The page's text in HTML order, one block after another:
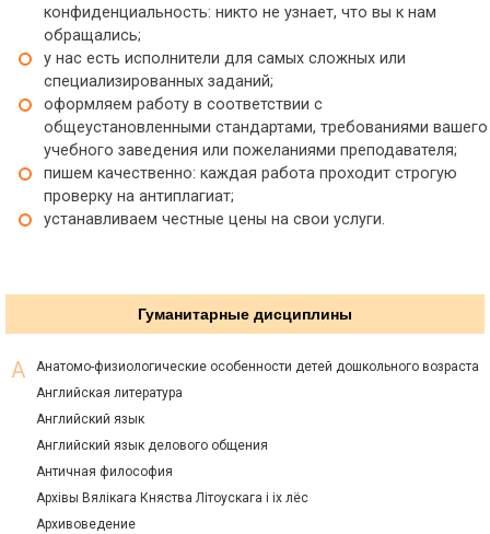
конфиденциальность: никто не узнает, что вы к нам
обращались;
у нас есть исполнители для самых сложных или
специализированных заданий;
оформляем работу в соответствии с
общеустановленными стандартами, требованиями вашего
учебного заведения или пожеланиями преподавателя;
пишем качественно: каждая работа проходит строгую
проверку на антиплагиат;
устанавливаем честные цены на свои услуги.
Гуманитарные дисциплины
Анатомо-физиологические особенности детей дошкольного возраста
Английская литература
Английский язык
Английский язык делового общения
Античная философия
Архiвы Вялiкага Княства Лiтоускага i ix лёс
Архивоведение